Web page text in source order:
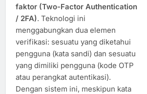
faktor (Two-Factor Authentication
/ 2FA). Teknologi ini
menggabungkan dua elemen
verifikasi: sesuatu yang diketahui
pengguna (kata sandi) dan sesuatu
yang dimiliki pengguna (kode OTP
atau perangkat autentikasi).
Dengan sistem ini, meskipun kata